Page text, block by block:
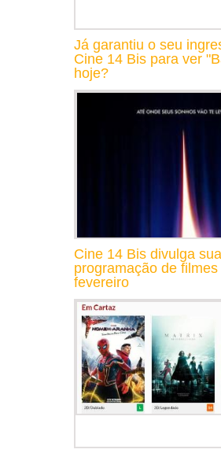
Já garantiu o seu
Cine 14 Bis para ver
hoje?
Cine 14 Bis divulga sua
programação de
fevereiro